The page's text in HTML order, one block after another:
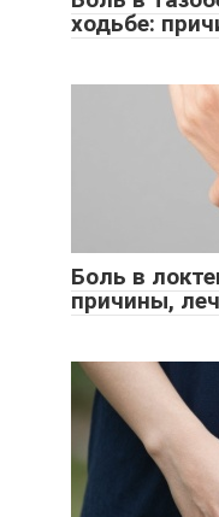
ходьбе:
Боль в
причины,